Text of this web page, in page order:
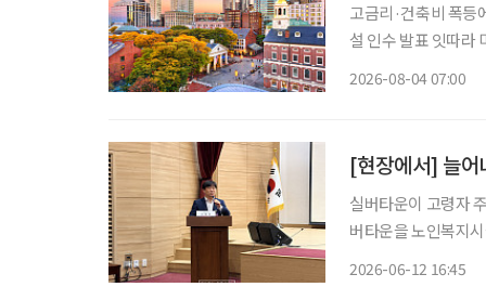
고금리·건축비 폭등에 신규 개발 ‘스톱’ 입주율
설 인수 발표 잇따라 미국 고령자 주거시설 시장에 지각변동이 나타나고 있다. 고령화로 입주
2026-08-04 07:00
[현장에서] 늘어
실버타운이 고령자
버타운을 노인복지
2026-06-12 16:45